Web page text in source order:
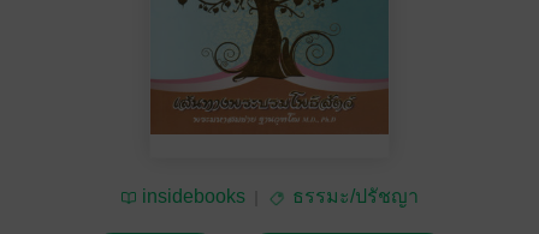
insidebooks ธรรมะ/ปรัชญา